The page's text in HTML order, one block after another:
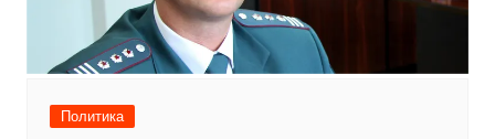
Политика